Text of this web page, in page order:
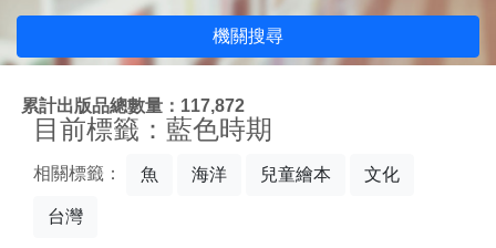
機關搜尋
累計出版品總數量：117,872
目前標籤：藍色時期
相關標籤： 魚 海洋 兒童繪本 文化
台灣